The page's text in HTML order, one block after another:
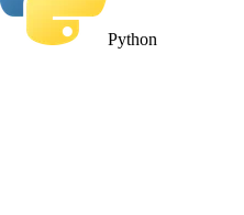
Python